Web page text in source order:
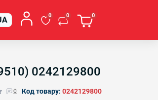
0 0 0
0242129800
0 Код товару: 0242129800